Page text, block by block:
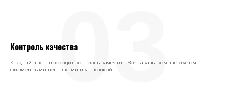
Контроль качества
Каждый заказ проходит контроль качества. Все заказы комплектуется
фирменными вешалками и упаковкой.
03